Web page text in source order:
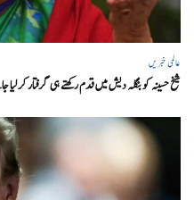
عالمی خبریں
شیخ حسینہ کو بنگلہ دیش میں قدم رکھتے ہی گرفتار کر لیا